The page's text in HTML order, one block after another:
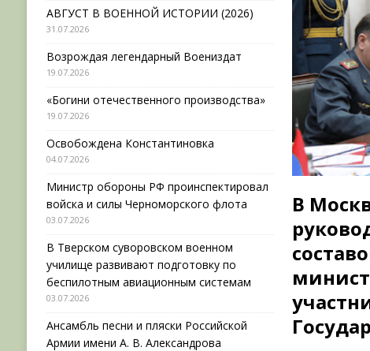
В
АВГУСТ В ВОЕННОЙ ИСТОРИИ (2026)
31.07.2026
Возрождая легендарный Воениздат
19.07.2026
«Богини отечественного производства»
19.07.2026
Освобождена Константиновка
04.07.2026
Министр обороны РФ проинспектировал
войска и силы Черноморского флота
03.07.2026
В Тверском суворовском военном
училище развивают подготовку по
беспилотным авиационным системам
03.07.2026
Ансамбль песни и пляски Российской
Армии имени А. В. Александрова